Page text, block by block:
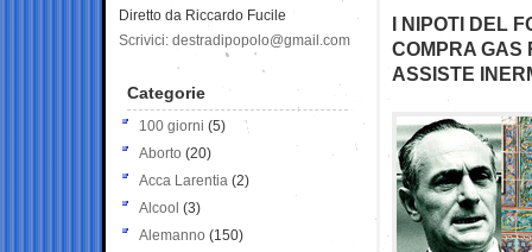
I NIPOTI DEL
COMPRA GAS
ASSISTE
Diretto da Riccardo Fucile
Scrivici: destradipopolo@gmail.com
Categorie
100 giorni (5)
Aborto (20)
Acca Larentia (2)
Alcool (3)
Alemanno (150)